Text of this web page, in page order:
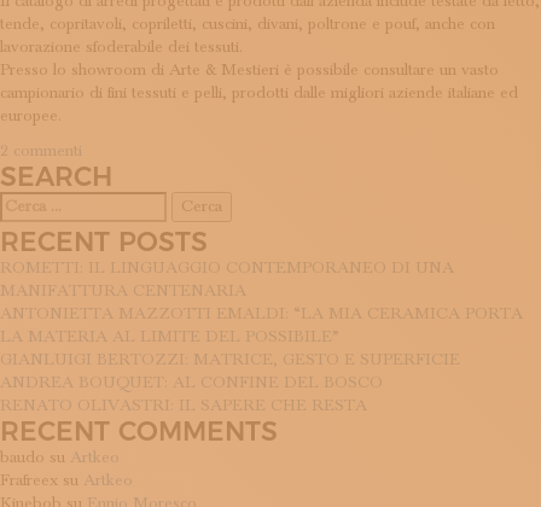
tende, copritavoli, copriletti, cuscini, divani, poltrone e pouf, anche con
lavorazione sfoderabile dei tessuti.
Presso lo showroom di Arte & Mestieri è possibile consultare un vasto
campionario di fini tessuti e pelli, prodotti dalle migliori aziende italiane ed
europee.
2 commenti
Arte
Mestieri
SEARCH
per:
RECENT POSTS
ROMETTI: IL LINGUAGGIO CONTEMPORANEO DI UNA
MANIFATTURA CENTENARIA
ANTONIETTA MAZZOTTI EMALDI: “LA MIA CERAMICA PORTA
LA MATERIA AL LIMITE DEL POSSIBILE”
GIANLUIGI BERTOZZI: MATRICE, GESTO E SUPERFICIE
ANDREA BOUQUET: AL CONFINE DEL BOSCO
RENATO OLIVASTRI: IL SAPERE CHE RESTA
RECENT COMMENTS
baudo su Artkeo
Frafreex su Artkeo